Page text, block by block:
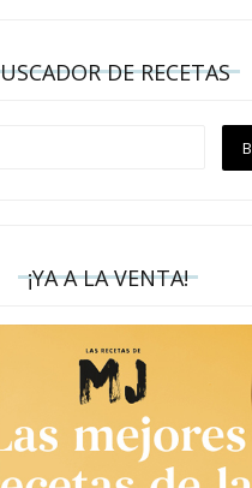
DE RECETAS
¡YA A LA VENTA!